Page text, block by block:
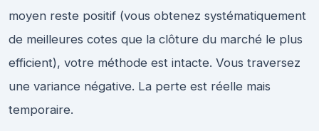
moyen reste positif (vous obtenez systématiquement
de meilleures cotes que la clôture du marché le plus
efficient), votre méthode est intacte. Vous traversez
une variance négative. La perte est réelle mais
temporaire.